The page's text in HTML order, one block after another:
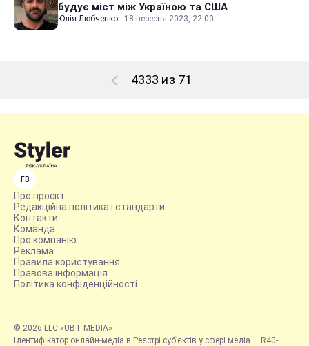
будує міст між Україною та США
Юлія Любченко · 18 вересня 2023, 22:00
4333 из 71
FB
Про проєкт
Редакційна політика і стандарти
Контакти
Команда
Про компанію
Реклама
Правила користування
Правова інформація
Політика конфіденційності
© 2026 LLC «UBT MEDIA»
Ідентифікатор онлайн-медіа в Реєстрі суб’єктів у сфері медіа — R40-